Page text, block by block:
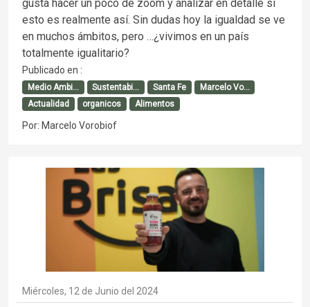
gusta hacer un poco de zoom y analizar en detalle si
esto es realmente así. Sin dudas hoy la igualdad se ve
en muchos ámbitos, pero …¿vivimos en un país
totalmente igualitario?
Publicado en :
Medio Ambi... Sustentabi... Santa Fe
Marcelo Vo...
Actualidad
organicos Alimentos
Por: Marcelo Vorobiof
Miércoles, 12 de Junio del 2024